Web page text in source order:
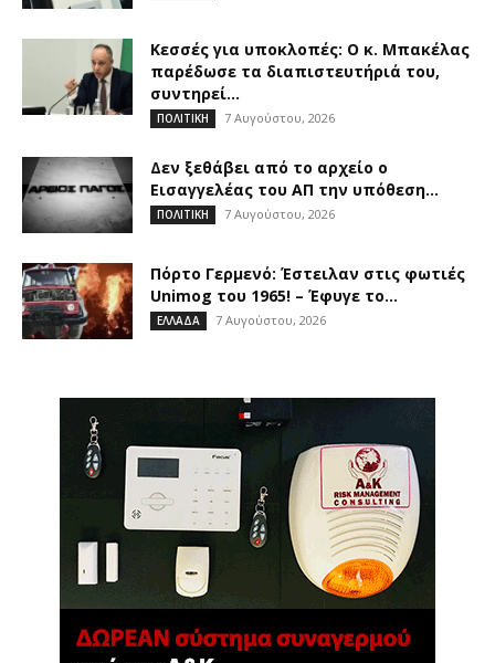
Κεσσές για υποκλοπές: Ο κ. Μπακέλας
παρέδωσε τα διαπιστευτήριά του,
συντηρεί...
ΠΟΛΙΤΙΚΗ 7 Αυγούστου, 2026
Δεν ξεθάβει από το αρχείο ο
Εισαγγελέας του ΑΠ την υπόθεση...
ΠΟΛΙΤΙΚΗ 7 Αυγούστου, 2026
Πόρτο Γερμενό: Έστειλαν στις φωτιές
Unimog του 1965! – Έφυγε το...
ΕΛΛΑΔΑ 7 Αυγούστου, 2026